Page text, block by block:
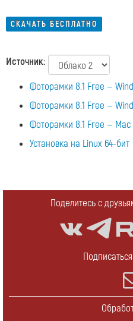
СКАЧАТЬ БЕСПЛАТНО
Источник:
Фоторамки 8.1 Free —
Фоторамки 8.1 Free —
Фоторамки 8.1 Free — Mac
Установка на Linux 64-бит
Поделитесь с